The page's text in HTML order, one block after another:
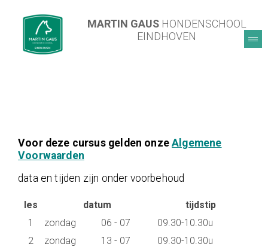
MARTIN GAUSHONDENSCHOOL
EINDHOVEN
Voor deze cursus gelden onzeAlgemene
Voorwaarden
data en tijden zijn onder voorbehoud
les datum
tijdstip
1
zondag 06 - 07
09.30-10.30u
2
zondag 13 - 07
09.30-10.30u